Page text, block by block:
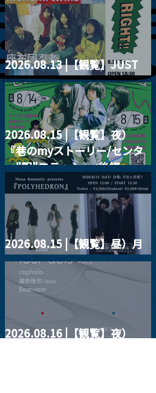
2026.08.13 |【観覧】JUST
RIGHT!! vol.26
2026.08.15 |【観覧】夜）
『巷のmyストーリー/センタ
ー"訳"フラッシュ⚡️後編』
2026.08.15 |【観覧】昼）月
見ルpre.『POLYHEDRON』
2026.08.16 |【観覧】夜）